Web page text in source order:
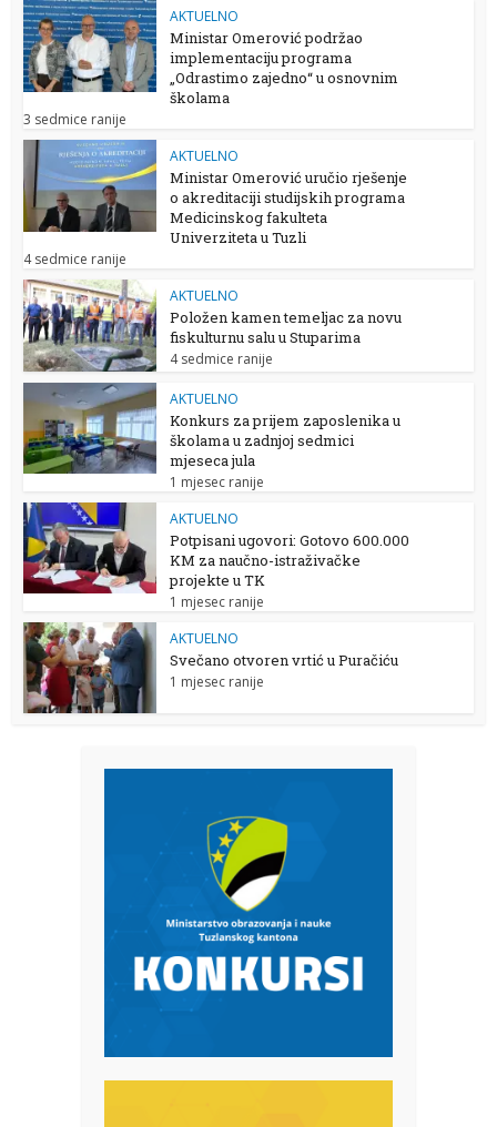
AKTUELNO
Ministar Omerović podržao
implementaciju programa
„Odrastimo zajedno“ u osnovnim
školama
3 sedmice ranije
AKTUELNO
Ministar Omerović uručio rješenje
o akreditaciji studijskih programa
Medicinskog fakulteta
Univerziteta u Tuzli
4 sedmice ranije
AKTUELNO
Položen kamen temeljac za novu
fiskulturnu salu u Stuparima
4 sedmice ranije
AKTUELNO
Konkurs za prijem zaposlenika u
školama u zadnjoj sedmici
mjeseca jula
1 mjesec ranije
AKTUELNO
Potpisani ugovori: Gotovo 600.000
KM za naučno-istraživačke
projekte u TK
1 mjesec ranije
AKTUELNO
Svečano otvoren vrtić u Puračiću
1 mjesec ranije